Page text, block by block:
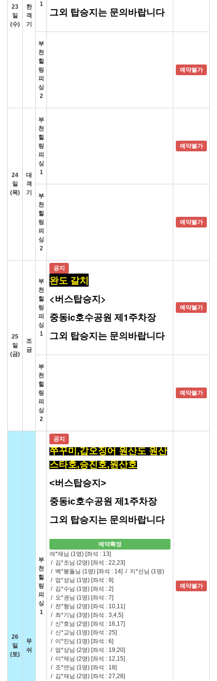
23
일
(수)
한
객
기
1
그외 탑승지는 문의바랍니다
부
천
힐
링
피
싱
2
예약불가
24
일
(목)
대
객
기
부
천
힐
링
피
싱
1
예약불가
부
천
힐
링
피
싱
2
예약불가
25
일
(금)
조
금
부
천
힐
링
피
싱
1
공지
완도 갈치
<버스탑승지>
중동ic호수공원 제1주차장
그외 탑승지는 문의바랍니다
예약불가
부
천
힐
링
피
싱
2
예약불가
26
일
(토)
무
쉬
부
천
힐
링
피
싱
1
공지
쭈꾸미,갑오징어 원산도 원산
스타호,승진호,원산호
<버스탑승지>
중동ic호수공원 제1주차장
그외 탑승지는 문의바랍니다
예약확정
여*재님 (1명) [좌석 : 13]
/ 김*조님 (2명) [좌석 : 22,23]
/ 백*봉돌님 (1명) [좌석 : 14] / 지*선님 (1명)
/ 엄*성님 (1명) [좌석 : 9]
/ 김*수님 (1명) [좌석 : 2]
/ 오*권님 (1명) [좌석 : 7]
/ 전*형님 (2명) [좌석 : 10,11]
/ 최*기님 (3명) [좌석 : 3,4,5]
/ 신*호님 (2명) [좌석 : 16,17]
/ 신*교님 (1명) [좌석 : 25]
/ 이*진님 (1명) [좌석 : 6]
/ 엄*상님 (2명) [좌석 : 19,20]
/ 이*제님 (2명) [좌석 : 12,15]
/ 조*연님 (1명) [좌석 : 18]
/ 김*재님 (2명) [좌석 : 27,28]
예약불가